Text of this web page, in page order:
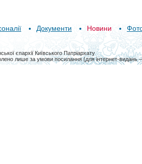
Документи Новини
єпархії Київського Патріархату
лише за умови посилання (для інтернет-видань